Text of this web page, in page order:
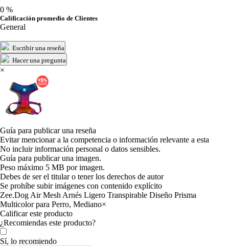
0 %
Calificación promedio de Clientes
General
Escribir una reseña
Hacer una pregunta
×
Guía para publicar una reseña
Evitar mencionar a la competencia o información relevante a esta
No incluir información personal o datos sensibles.
Guía para publicar una imagen.
Peso máximo 5 MB por imagen.
Debes de ser el titular o tener los derechos de autor
Se prohíbe subir imágenes con contenido explícito
Zee.Dog Air Mesh Arnés Ligero Transpirable Diseño Prisma
Multicolor para Perro, Mediano×
Calificar este producto
Tu valoración
¿Recomiendas este producto?
Sí, lo recomiendo